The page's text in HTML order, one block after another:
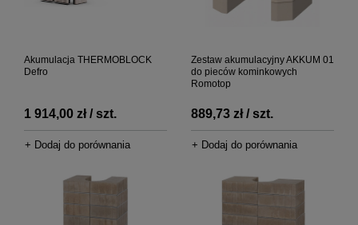
Akumulacja THERMOBLOCK
Defro
1 914,00 zł / szt.
+ Dodaj do porównania
Zestaw akumulacyjny AKKUM 01
do pieców kominkowych
Romotop
889,73 zł / szt.
+ Dodaj do porównania